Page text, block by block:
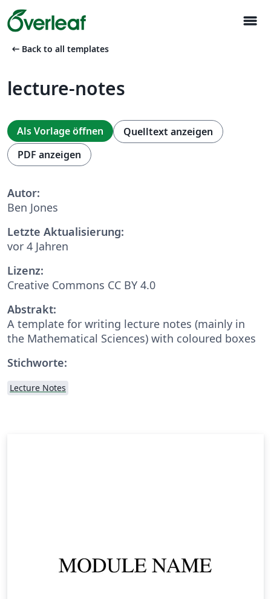
menu
arrow_left_alt Back to all templates
lecture-notes
Als Vorlage öffnen
Quelltext anzeigen
PDF anzeigen
Autor:
Ben Jones
Letzte Aktualisierung:
vor 4 Jahren
Lizenz:
Creative Commons CC BY 4.0
Abstrakt:
A template for writing lecture notes (mainly in
the Mathematical Sciences) with coloured boxes
Stichworte:
Lecture Notes